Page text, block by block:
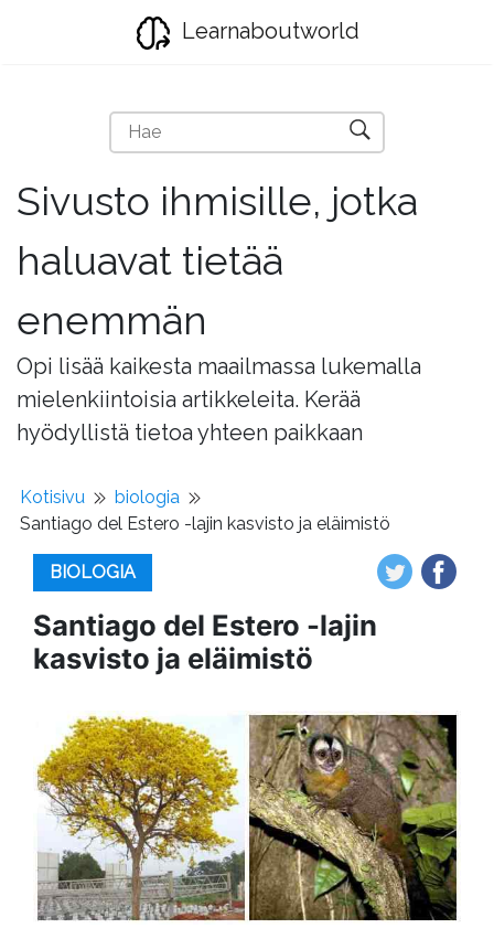
Learnaboutworld
Sivusto ihmisille, jotka
haluavat tietää
enemmän
Opi lisää kaikesta maailmassa lukemalla
mielenkiintoisia artikkeleita. Kerää
hyödyllistä tietoa yhteen paikkaan
Kotisivu
biologia
Santiago del Estero -lajin kasvisto ja eläimistö
BIOLOGIA
Santiago del Estero -lajin
kasvisto ja eläimistö